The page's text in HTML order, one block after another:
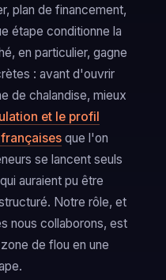
plan de financement,
étape conditionne la
en particulier, gagne
: avant d'ouvrir
de chalandise, mieux
et le profil
que l'on
se lancent seuls
auraient pu être
Notre rôle, et
nous collaborons, est
de flou en une